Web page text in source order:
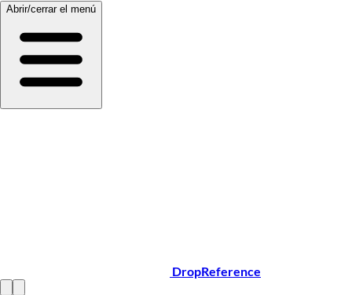
Abrir/cerrar el menú
DropReference